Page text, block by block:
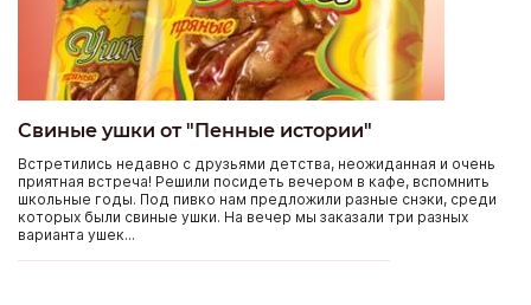
Свиные ушки от "Пенные истории"
Встретились недавно с друзьями детства, неожиданная и очень
приятная встреча! Решили посидеть вечером в кафе, вспомнить
школьные годы. Под пивко нам предложили разные снэки, среди
которых были свиные ушки. На вечер мы заказали три разных
варианта ушек...